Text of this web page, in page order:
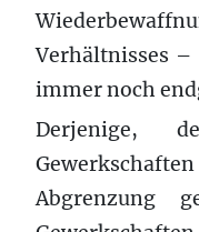
Verhältnisses –
immer noch
Derjenige,
Abgrenzung